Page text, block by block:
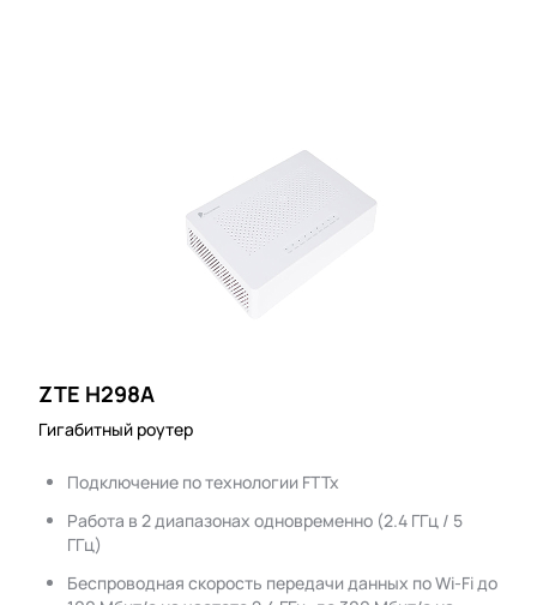
ZTE H298A
Гигабитный роутер
Подключение по технологии FTTx
Работа в 2 диапазонах одновременно (2.4 ГГц / 5
ГГц)
Беспроводная скорость передачи данных по Wi-Fi до